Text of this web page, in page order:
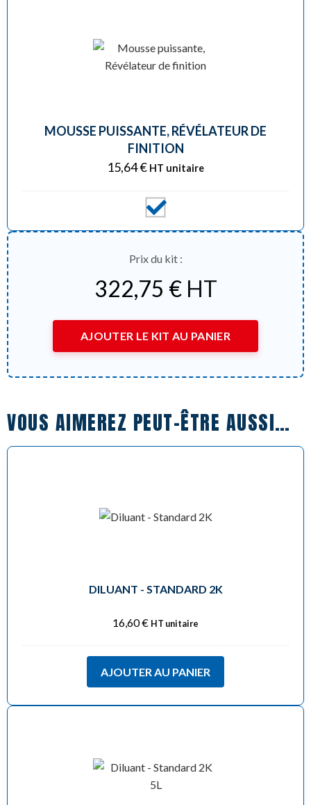
MOUSSE PUISSANTE, RÉVÉLATEUR DE
FINITION
15,64€ HT unitaire
Prix du kit :
322,75 €HT
AJOUTER LE KIT AU PANIER
VOUS AIMEREZ PEUT-ÊTRE AUSSI…
DILUANT - STANDARD 2K
16,60€ HT unitaire
AJOUTER AU PANIER